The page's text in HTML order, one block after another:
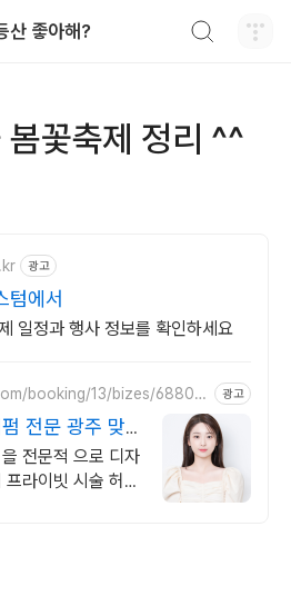
산 좋아해?
꽃축제 정리 ^^
광고
텀에서
일정과 행사 정보를 확인하세요
booking/13/bizes/68803
광고
전문 광주 맞
전문적 으로 디자
라이빗 시술 허쉬